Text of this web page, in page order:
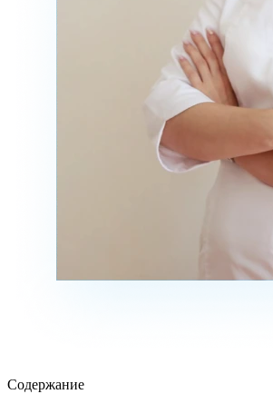
Содержание